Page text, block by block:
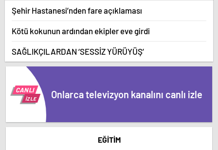
Şehir Hastanesi’nden fare açıklaması
Kötü kokunun ardından ekipler eve girdi
SAĞLIKÇILARDAN ‘SESSİZ YÜRÜYÜŞ’
Onlarca televizyon kanalını canlı izle
CANLI
İZLE
EĞITIM